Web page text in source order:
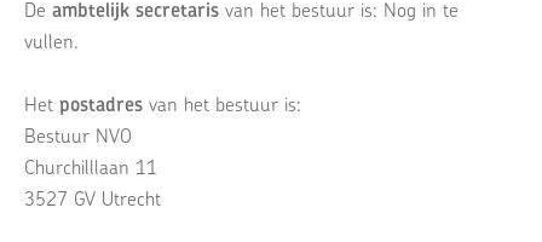
De ambtelijk secretaris van het bestuur is: Nog in te
vullen.
Het postadres van het bestuur is:
Bestuur NVO
Churchilllaan 11
3527 GV Utrecht